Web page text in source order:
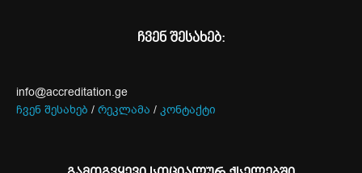
ჩვენ შესახებ:
info@accreditation.ge
ჩვენ შესახებ / რეკლამა / კონტაქტი